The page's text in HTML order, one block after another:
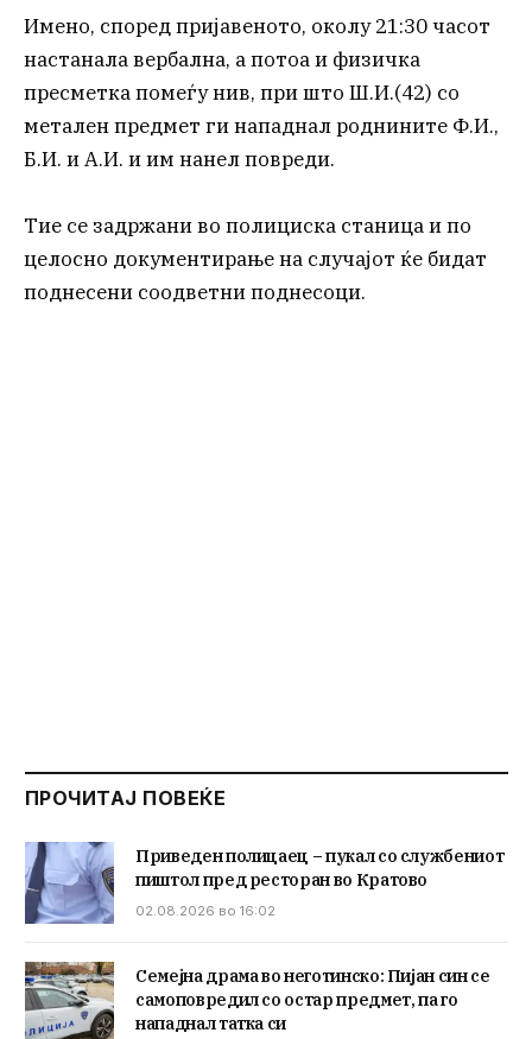
Имено, според пријавеното, околу 21:30 часот
настанала вербална, а потоа и физичка
пресметка помеѓу нив, при што Ш.И.(42) со
метален предмет ги нападнал роднините Ф.И.,
Б.И. и А.И. и им нанел повреди.
Тие се задржани во полициска станица и по
целосно документирање на случајот ќе бидат
поднесени соодветни поднесоци.
ПРОЧИТАЈ ПОВЕЌЕ
Приведен полицаец – пукал со службениот
пиштол пред ресторан во Кратово
02.08.2026 во 16:02
Семејна драма во неготинско: Пијан син се
самоповредил со остар предмет, па го
нападнал татка си